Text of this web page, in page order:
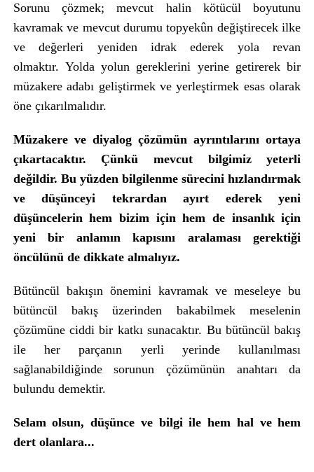
Sorunu çözmek; mevcut halin kötücül boyutunu
kavramak ve mevcut durumu topyekûn değiştirecek ilke
ve değerleri yeniden idrak ederek yola revan
olmaktır. Yolda yolun gereklerini yerine getirerek bir
müzakere adabı geliştirmek ve yerleştirmek esas olarak
öne çıkarılmalıdır.
Müzakere ve diyalog çözümün ayrıntılarını ortaya
çıkartacaktır. Çünkü mevcut bilgimiz yeterli
değildir. Bu yüzden bilgilenme sürecini hızlandırmak
ve düşünceyi tekrardan ayırt ederek yeni
düşüncelerin hem bizim için hem de insanlık için
yeni bir anlamın kapısını aralaması gerektiği
öncülünü de dikkate almalıyız.
Bütüncül bakışın önemini kavramak ve meseleye bu
bütüncül bakış üzerinden bakabilmek meselenin
çözümüne ciddi bir katkı sunacaktır. Bu bütüncül bakış
ile her parçanın yerli yerinde kullanılması
sağlanabildiğinde sorunun çözümünün anahtarı da
bulundu demektir.
Selam olsun, düşünce ve bilgi ile hem hal ve hem
dert olanlara...